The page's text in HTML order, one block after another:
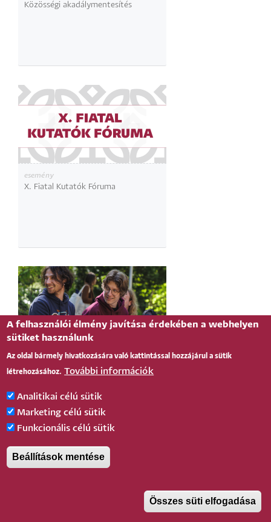
Közösségi akadálymentesítés
esemény
X. Fiatal Kutatók Fóruma
általános
Heti programajánló | április 21–24.
A felhasználói élmény javítása érdekében a webhelyen
sütiket használunk
Az oldal bármely hivatkozására való kattintással hozzájárul a sütik
létrehozásához. További információk
Analitikai célú sütik
Marketing célú sütik
Funkcionális célú sütik
Beállítások mentése
Összes süti elfogadása